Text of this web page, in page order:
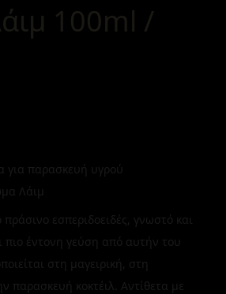
100ml /
παρασκευή υγρού
Λάιμ
πράσινο εσπεριδοειδές, γνωστό και
πιο έντονη γεύση από αυτήν του
στη μαγειρική, στη
παρασκευή κοκτέιλ. Αντίθετα με